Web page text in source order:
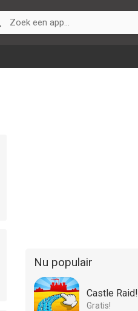
Nu populair
Castle Raid!
Gratis!